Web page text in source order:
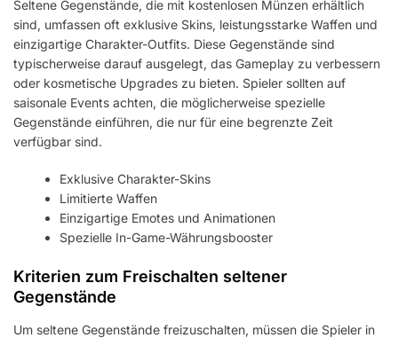
Seltene Gegenstände, die mit kostenlosen Münzen erhältlich
sind, umfassen oft exklusive Skins, leistungsstarke Waffen und
einzigartige Charakter-Outfits. Diese Gegenstände sind
typischerweise darauf ausgelegt, das Gameplay zu verbessern
oder kosmetische Upgrades zu bieten. Spieler sollten auf
saisonale Events achten, die möglicherweise spezielle
Gegenstände einführen, die nur für eine begrenzte Zeit
verfügbar sind.
Exklusive Charakter-Skins
Limitierte Waffen
Einzigartige Emotes und Animationen
Spezielle In-Game-Währungsbooster
Kriterien zum Freischalten seltener
Gegenstände
Um seltene Gegenstände freizuschalten, müssen die Spieler in